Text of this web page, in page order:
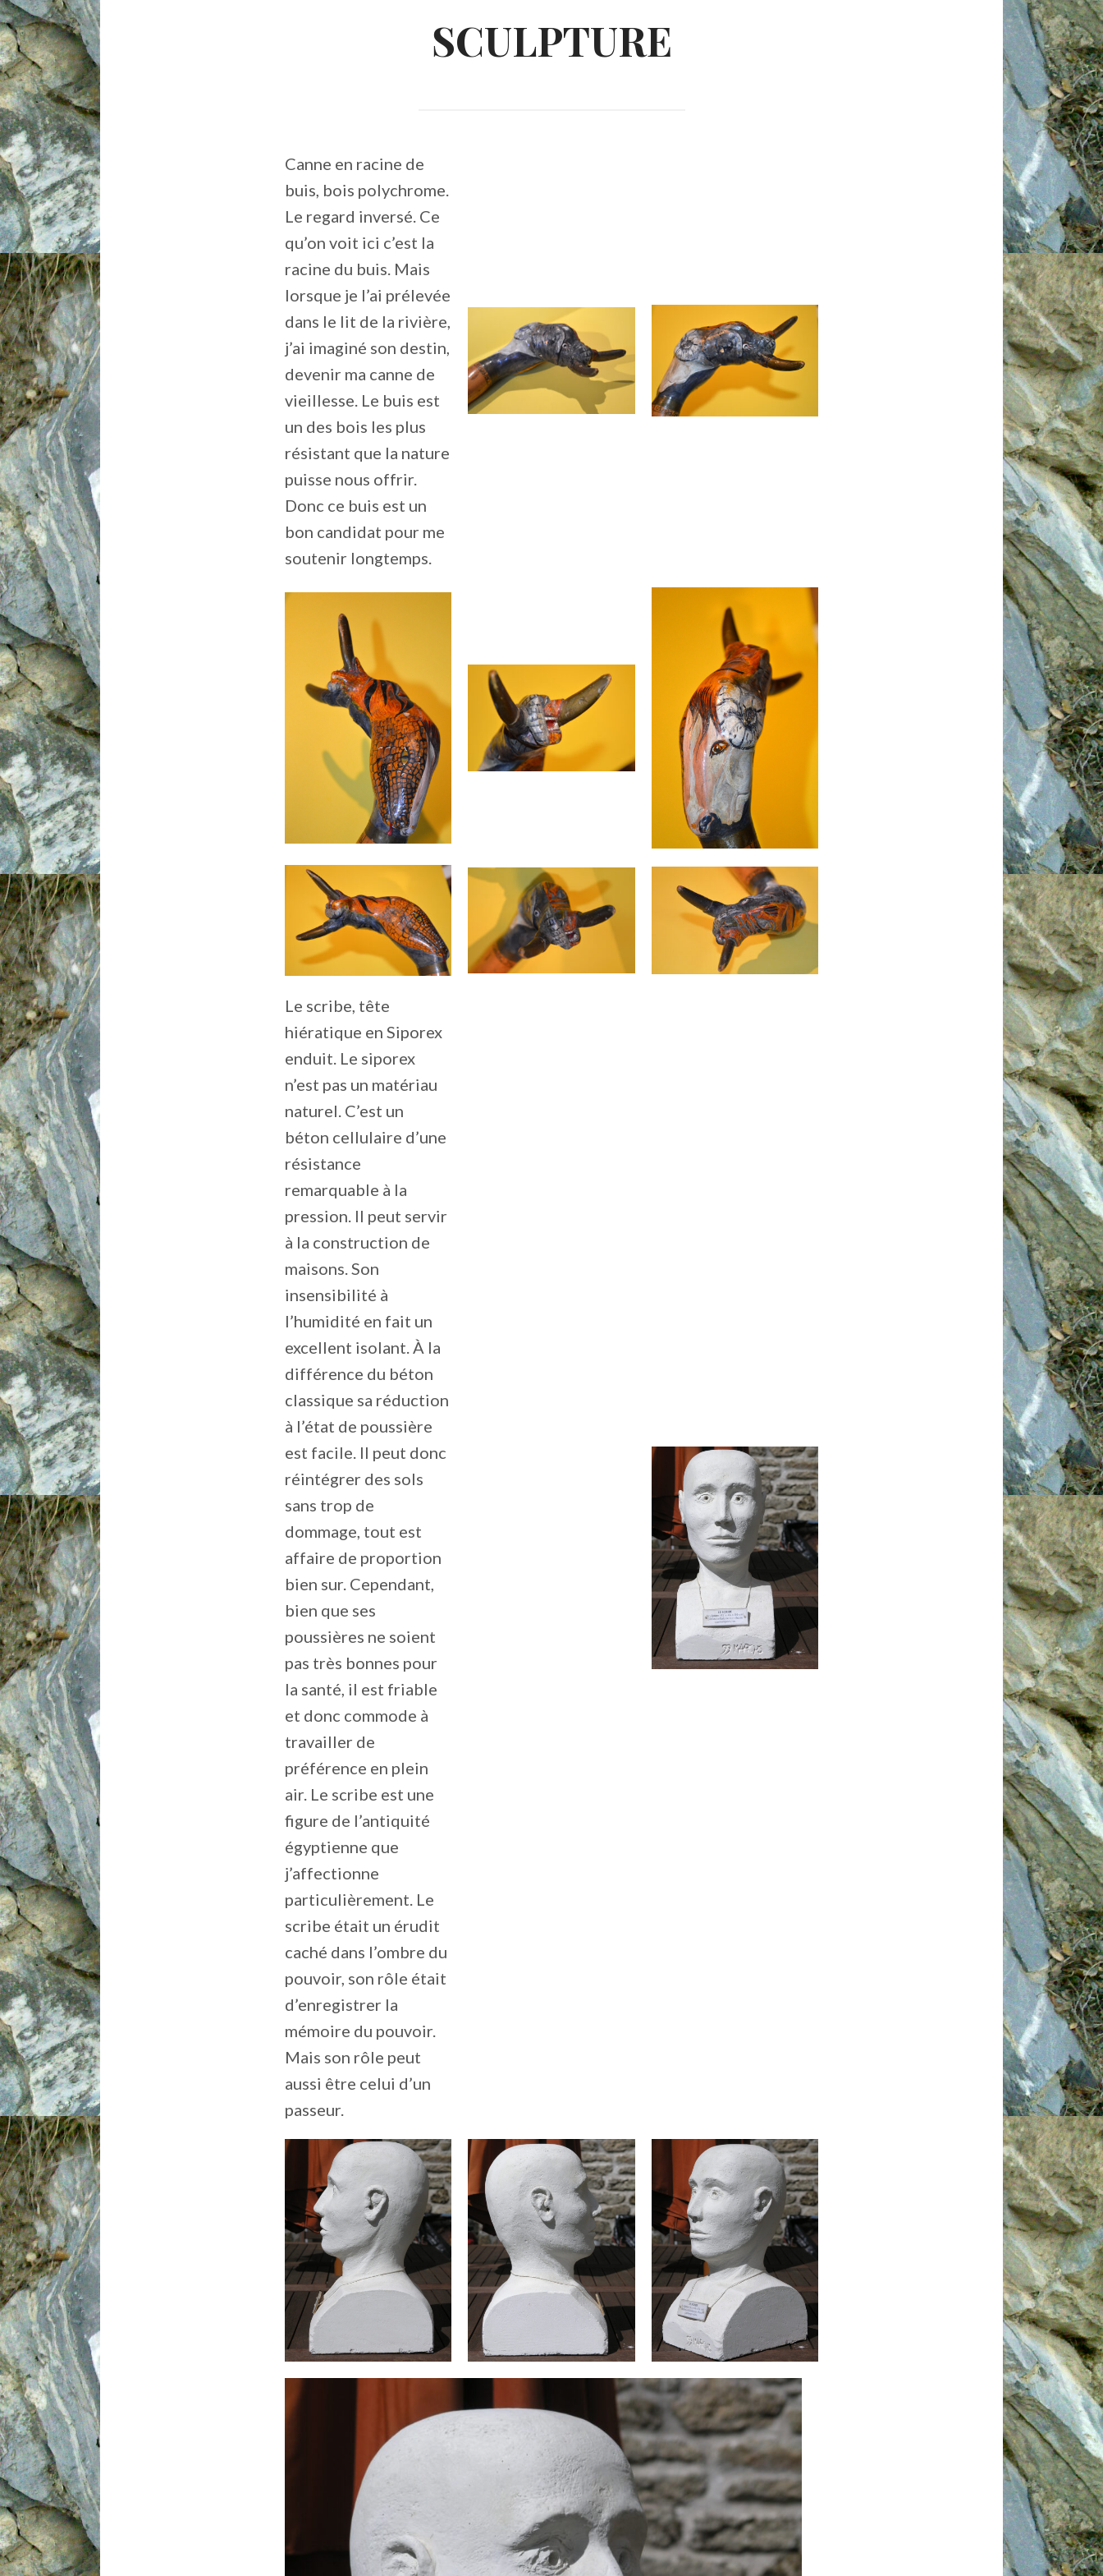
SCULPTURE
Canne en racine de
buis, bois polychrome.
Le regard inversé. Ce
qu’on voit ici c’est la
racine du buis. Mais
lorsque je l’ai prélevée
dans le lit de la rivière,
j’ai imaginé son destin,
devenir ma canne de
vieillesse. Le buis est
un des bois les plus
résistant que la nature
puisse nous offrir.
Donc ce buis est un
bon candidat pour me
soutenir longtemps.
Le scribe, tête
hiératique en Siporex
enduit. Le siporex
n’est pas un matériau
naturel. C’est un
béton cellulaire d’une
résistance
remarquable à la
pression. Il peut servir
à la construction de
maisons. Son
insensibilité à
l’humidité en fait un
excellent isolant. À la
différence du béton
classique sa réduction
à l’état de poussière
est facile. Il peut donc
réintégrer des sols
sans trop de
dommage, tout est
affaire de proportion
bien sur. Cependant,
bien que ses
poussières ne soient
pas très bonnes pour
la santé, il est friable
et donc commode à
travailler de
préférence en plein
air. Le scribe est une
figure de l’antiquité
égyptienne que
j’affectionne
particulièrement. Le
scribe était un érudit
caché dans l’ombre du
pouvoir, son rôle était
d’enregistrer la
mémoire du pouvoir.
Mais son rôle peut
aussi être celui d’un
passeur.